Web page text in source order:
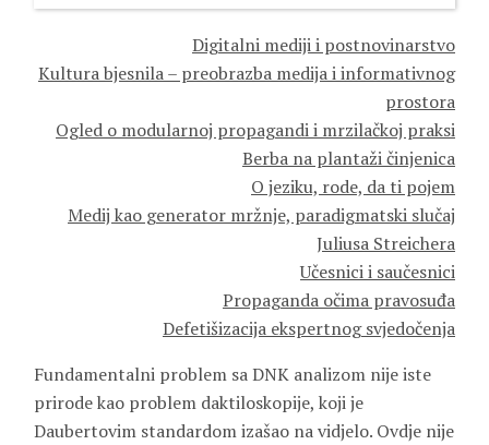
Digitalni mediji i postnovinarstvo
Kultura bjesnila – preobrazba medija i informativnog
prostora
Ogled o modularnoj propagandi i mrzilačkoj praksi
Berba na plantaži činjenica
O jeziku, rode, da ti pojem
Medij kao generator mržnje, paradigmatski slučaj
Juliusa Streichera
Učesnici i saučesnici
Propaganda očima pravosuđa
Defetišizacija ekspertnog svjedočenja
Fundamentalni problem sa DNK analizom nije iste
prirode kao problem daktiloskopije, koji je
Daubertovim standardom izašao na vidjelo. Ovdje nije